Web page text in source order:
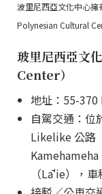
波里尼西亞文化中心擁
Polynesian Cultural
玻里尼西亞文
Center）
地址：55-
自駕交通：位
Likelike 公路
（Lāʻie），